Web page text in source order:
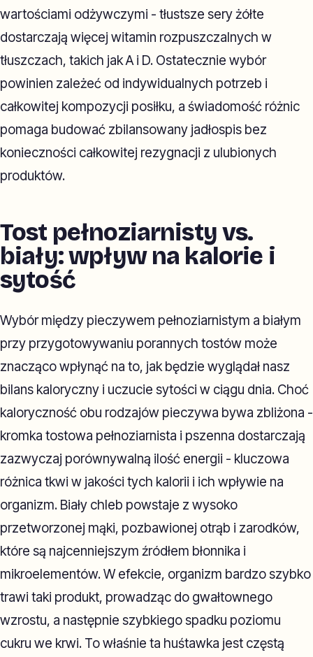
wartościami odżywczymi - tłustsze sery żółte
dostarczają więcej witamin rozpuszczalnych w
tłuszczach, takich jak A i D. Ostatecznie wybór
powinien zależeć od indywidualnych potrzeb i
całkowitej kompozycji posiłku, a świadomość różnic
pomaga budować zbilansowany jadłospis bez
konieczności całkowitej rezygnacji z ulubionych
produktów.
Tost pełnoziarnisty vs.
biały: wpływ na kalorie i
sytość
Wybór między pieczywem pełnoziarnistym a białym
przy przygotowywaniu porannych tostów może
znacząco wpłynąć na to, jak będzie wyglądał nasz
bilans kaloryczny i uczucie sytości w ciągu dnia. Choć
kaloryczność obu rodzajów pieczywa bywa zbliżona -
kromka tostowa pełnoziarnista i pszenna dostarczają
zazwyczaj porównywalną ilość energii - kluczowa
różnica tkwi w jakości tych kalorii i ich wpływie na
organizm. Biały chleb powstaje z wysoko
przetworzonej mąki, pozbawionej otrąb i zarodków,
które są najcenniejszym źródłem błonnika i
mikroelementów. W efekcie, organizm bardzo szybko
trawi taki produkt, prowadząc do gwałtownego
wzrostu, a następnie szybkiego spadku poziomu
cukru we krwi. To właśnie ta huśtawka jest częstą